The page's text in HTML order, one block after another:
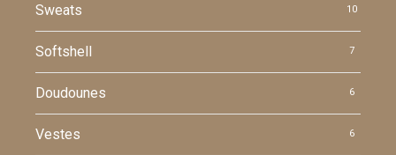
Sweats 10
Softshell 7
Doudounes 6
Vestes 6